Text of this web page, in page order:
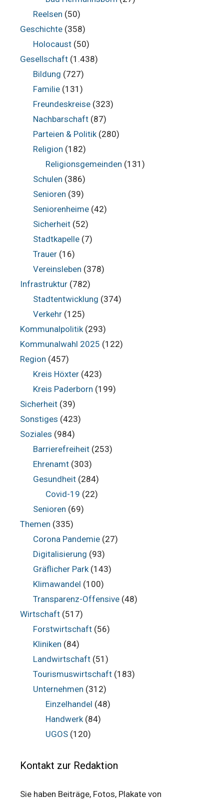
Reelsen (50)
Geschichte (358)
Holocaust(50)
Gesellschaft (1.438)
Bildung (727)
Familie(131)
Freundeskreise(323)
Nachbarschaft(87)
Parteien & Politik(280)
Religion (182)
Religionsgemeinden (131)
Schulen (386)
Senioren (39)
Seniorenheime(42)
Sicherheit(52)
Stadtkapelle(7)
Trauer(16)
Vereinsleben (378)
Infrastruktur (782)
Stadtentwicklung (374)
Verkehr(125)
Kommunalpolitik(293)
Kommunalwahl 2025 (122)
Region (457)
Kreis Höxter(423)
Kreis Paderborn (199)
Sicherheit (39)
Sonstiges (423)
Soziales (984)
Barrierefreiheit(253)
Ehrenamt(303)
Gesundheit(284)
Covid-19 (22)
Senioren (69)
Themen (335)
Corona Pandemie(27)
Digitalisierung (93)
Gräflicher Park(143)
Klimawandel (100)
Transparenz-Offensive(48)
Wirtschaft (517)
Forstwirtschaft(56)
Kliniken (84)
Landwirtschaft(51)
Tourismuswirtschaft(183)
Unternehmen (312)
Einzelhandel (48)
Handwerk(84)
UGOS (120)
Kontakt zur Redaktion
Sie haben Beiträge, Fotos, Plakate von